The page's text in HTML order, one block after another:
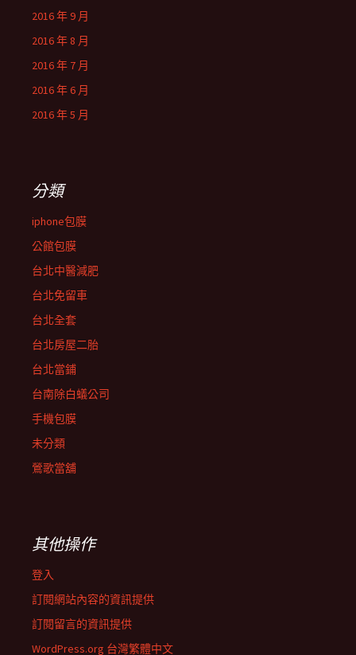
2016 年 9 月
2016 年 8 月
2016 年 7 月
2016 年 6 月
2016 年 5 月
分類
iphone包膜
公館包膜
台北中醫減肥
台北免留車
台北全套
台北房屋二胎
台北當鋪
台南除白蟻公司
手機包膜
未分類
鶯歌當舖
其他操作
登入
訂閱網站內容的資訊提供
訂閱留言的資訊提供
WordPress.org 台灣繁體中文